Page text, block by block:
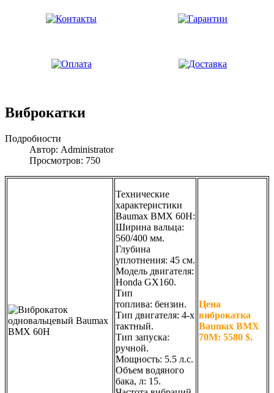
Виброкатки
Подробности
Автор: Administrator
Просмотров: 750
Технические
характеристики
Baumax BMX 60H:
Ширина вальца:
560/400 мм.
Глубина
уплотнения: 45 см.
Модель двигателя:
Honda GX160.
Тип
топлива: бензин.
Тип двигателя: 4-х
тактный.
Тип запуска:
ручной.
Мощность: 5.5 л.с.
Объем водяного
бака, л: 15.
Цена
виброкатка
Baumax BMX
70M: 5580 $.